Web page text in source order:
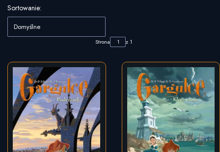
Lista produktów
Sortowanie:
Domyślne
Strona z 1